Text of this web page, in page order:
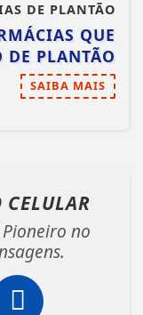
DE PLANTÃO
QUE
DE PLANTÃO
SAIBA MAIS
CELULAR
no